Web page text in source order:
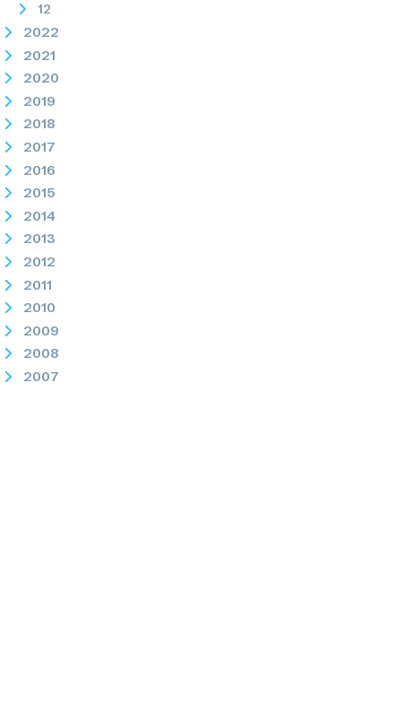
12
2022
2021
2020
2019
2018
2017
2016
2015
2014
2013
2012
2011
2010
2009
2008
2007